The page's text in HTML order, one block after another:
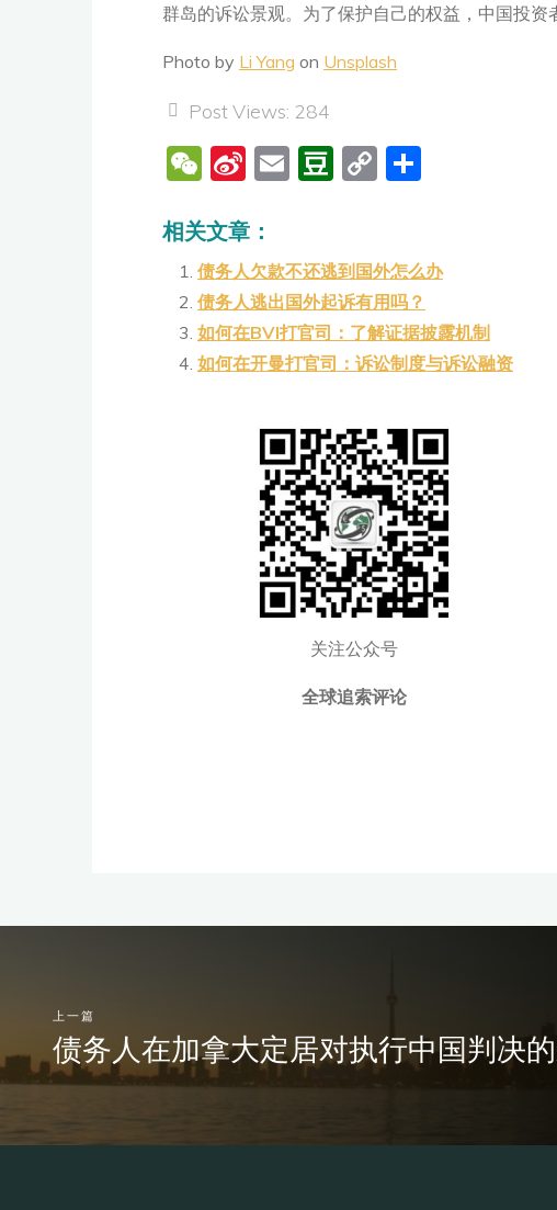
群岛的诉讼景观。为了保护自己的权益，中国投
Photo by Li Yang on Unsplash
Post Views: 284
W
C
h
at
Si
a
W
ei
b
o
E
l
D
b
a
n
C
y
Li
n
k
相关文章：
债务人欠款不还逃到国外怎么办
债务人逃出国外起诉有用吗？
如何在BVI打官司：了解证据披露机制
如何在开曼打官司：诉讼制度与诉讼融资
关注公众号
全球追索评论
上一篇
债务人在加拿大定居对执行中国判决